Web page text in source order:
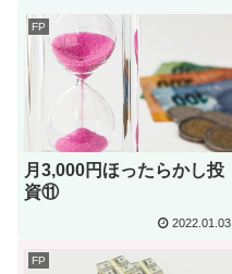
FP
月3,000円ほったらかし投
資⑪
2022.01.03
FP